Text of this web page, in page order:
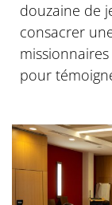
douzaine de
consacrer
pour